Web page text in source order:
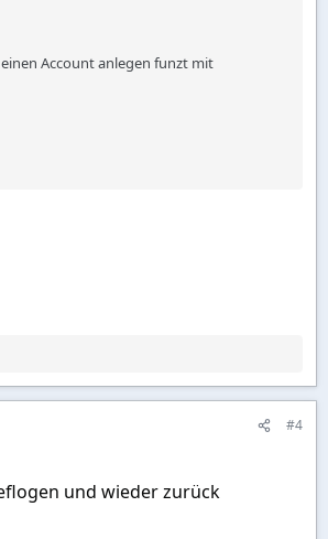
Account anlegen funzt mit
#4
und wieder zurück